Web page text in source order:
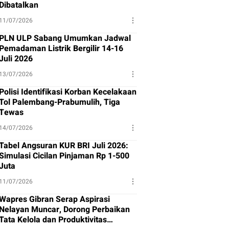
Dibatalkan
11/07/2026
PLN ULP Sabang Umumkan Jadwal
Pemadaman Listrik Bergilir 14-16
2026
13/07/2026
Polisi Identifikasi Korban Kecelakaan
Palembang-Prabumulih, Tiga
14/07/2026
Angsuran KUR BRI Juli 2026:
Cicilan Pinjaman Rp 1-500
11/07/2026
Gibran Serap Aspirasi
Nelayan Muncar, Dorong Perbaikan
Kelola dan Produktivitas